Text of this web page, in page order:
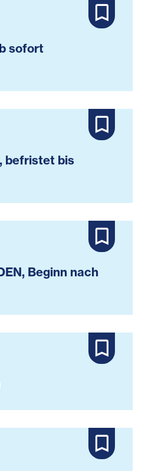
sofort
befristet bis
Beginn nach